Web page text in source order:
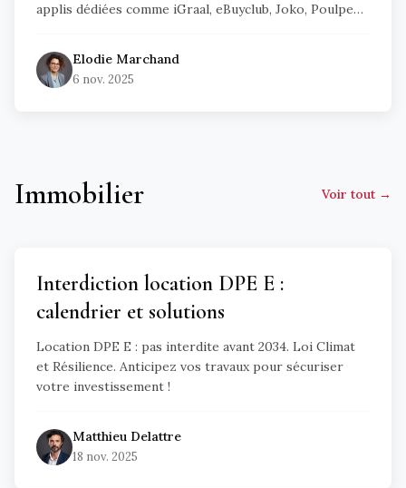
applis dédiées comme iGraal, eBuyclub, Joko, Poulpeo
compare les principales plateformes et donne des
astuces concrètes pour booster vos économies sans
changer vos habitudes.
Elodie Marchand
6 nov. 2025
Immobilier Voir tout →
Interdiction location DPE E :
calendrier et solutions
Location DPE E : pas interdite avant 2034. Loi Climat
et Résilience. Anticipez vos travaux pour sécuriser
votre investissement !
Matthieu Delattre
18 nov. 2025